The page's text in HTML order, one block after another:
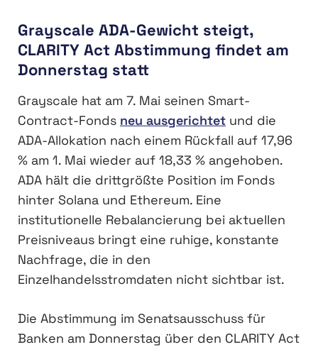
Grayscale ADA-Gewicht steigt,
CLARITY Act Abstimmung findet am
Donnerstag statt
Grayscale hat am 7. Mai seinen Smart-
Contract-Fonds neu ausgerichtet und die
ADA-Allokation nach einem Rückfall auf 17,96
% am 1. Mai wieder auf 18,33 % angehoben.
ADA hält die drittgrößte Position im Fonds
hinter Solana und Ethereum. Eine
institutionelle Rebalancierung bei aktuellen
Preisniveaus bringt eine ruhige, konstante
Nachfrage, die in den
Einzelhandelsstromdaten nicht sichtbar ist.
Die Abstimmung im Senatsausschuss für
Banken am Donnerstag über den CLARITY Act